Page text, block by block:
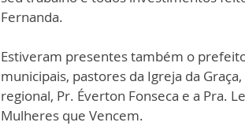
Fernanda.
Estiveram presentes também o
municipais, pastores da Igreja da
regional, Pr. Éverton Fonseca e a Pra.
Mulheres que Vencem.